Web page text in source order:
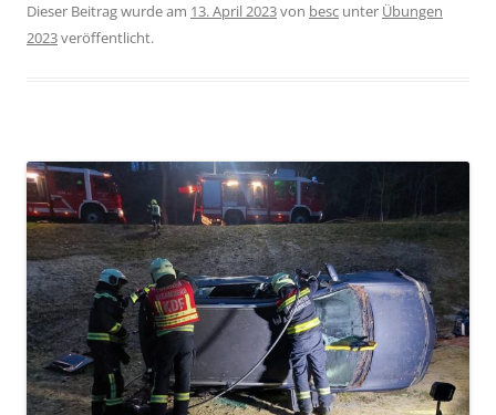
Dieser Beitrag wurde am 13. April 2023von besc unter Übungen
2023veröffentlicht.